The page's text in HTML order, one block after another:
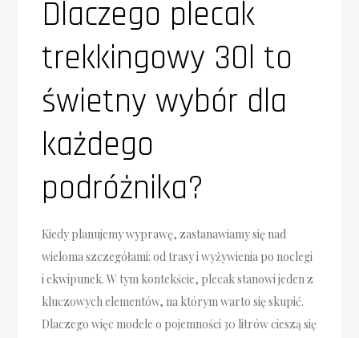
Dlaczego plecak
trekkingowy 30l to
świetny wybór dla
każdego
podróżnika?
Kiedy planujemy wyprawę, zastanawiamy się nad
wieloma szczegółami: od trasy i wyżywienia po noclegi
i ekwipunek. W tym kontekście, plecak stanowi jeden z
kluczowych elementów, na którym warto się skupić.
Dlaczego więc modele o pojemności 30 litrów cieszą się